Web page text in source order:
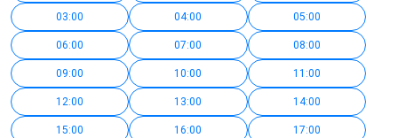
03:00 04:00 05:00
06:00 07:00 08:00
09:00 10:00 11:00
12:00 13:00 14:00
15:00 16:00 17:00